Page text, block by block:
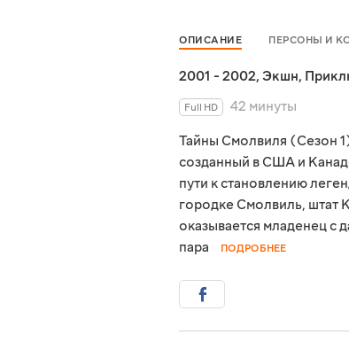
ОПИСАНИЕ ПЕРСОНЫ И
2001 - 2002, Экшн,
Full HD
42 минуты
Тайны Смолвиля (Сезон
созданный в США и
пути к становлению
городке Смолвиль, штат
оказывается младенец с
пара
ПОДРОБНЕЕ